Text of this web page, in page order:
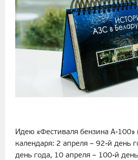
Идею «Фестиваля бензина А-
календаря: 2 апреля – 92-й день
день года, 10 апреля – 100-й